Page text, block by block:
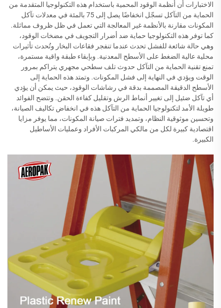
الاختبارات أن أنظمة الوقود المحمية باستخدام هذه التكنولوجيا المتقدمة من
الحماية من التآكل تسجّل انخفاضًا يصل إلى 75 بالمئة في معدلات تآكل
المكونات مقارنة بالأنظمة غير المعالجة التي تعمل في ظل ظروف مماثلة.
كما توفر هذه التكنولوجيا حماية ضد أضرار التجويف في مضخات الوقود،
وهي حالة شائعة للفشل تحدث عندما تنفجر فقاعات البخار وتُحدث تأثيرات
محلية عالية الضغط على الأسطح المعدنية. وبإبقاء طبقة واقية مستمرة،
تمنع تقنية الحماية من التآكل حدوث تلف سطحي مجهري يتراكم بمرور
الوقت ويؤدي في النهاية إلى فشل المكونات. وتمتد هذه الحماية إلى
الأسطح الدقيقة المصممة بدقة في رشاشات الوقود، حيث يمكن أن يؤدي
أي تآكل ضئيل إلى تغيير أنماط الرش وتقليل كفاءة الحقن. وتتضح الفوائد
طويلة الأمد لتكنولوجيا الحماية من التآكل هذه في انخفاض تكاليف الصيانة،
وتحسين موثوقية النظام، وتمديد فترات صيانة المكونات، مما يوفر مزايا
اقتصادية كبيرة لكل من مالكي المركبات الأفراد وعمليات الأساطيل
الكبيرة.